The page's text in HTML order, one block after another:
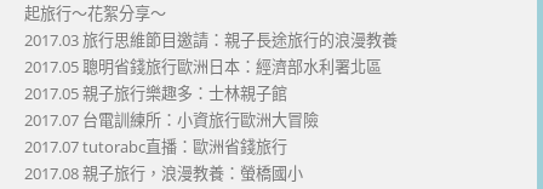
起旅行～花絮分享～
2017.03 旅行思維節目邀請：親子長途旅行的浪漫教養
2017.05 聰明省錢旅行歐洲日本：經濟部水利署北區
2017.05 親子旅行樂趣多：士林親子館
2017.07 台電訓練所：小資旅行歐洲大冒險
2017.07 tutorabc直播：歐洲省錢旅行
2017.08 親子旅行，浪漫教養：螢橋國小